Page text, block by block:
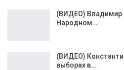
(ВИДЕО) Владимир
Народном…
(ВИДЕО)
выборах в…